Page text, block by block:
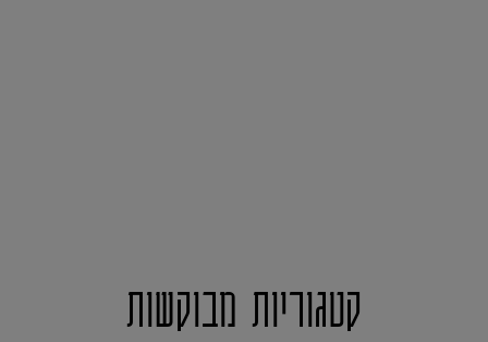
קטגוריות מבוקשות